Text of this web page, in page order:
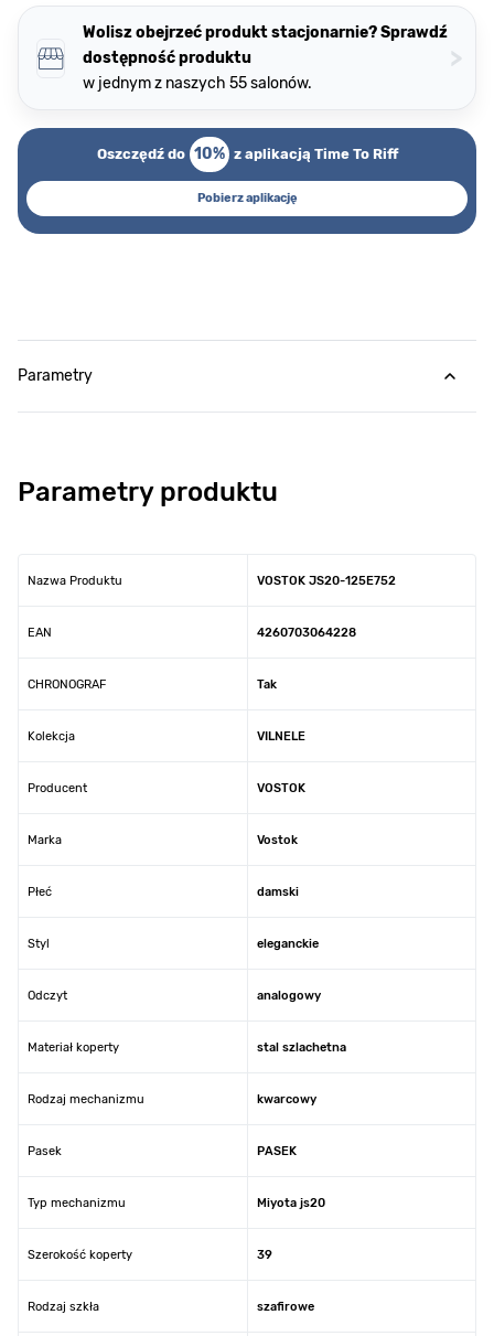
Wolisz obejrzeć produkt stacjonarnie? Sprawdź
dostępność produktu
w jednym z naszych 55 salonów.
>
Oszczędź do 10% z aplikacją Time To Riff
Pobierz aplikację
Parametry
Parametry produktu
Nazwa Produktu VOSTOK JS20-125E752
EAN 4260703064228
CHRONOGRAF Tak
Kolekcja VILNELE
Producent VOSTOK
Marka Vostok
Płeć damski
Styl eleganckie
Odczyt analogowy
Materiał koperty stal szlachetna
Rodzaj mechanizmu kwarcowy
Pasek PASEK
Typ mechanizmu Miyota js20
Szerokość koperty 39
Rodzaj szkła szafirowe